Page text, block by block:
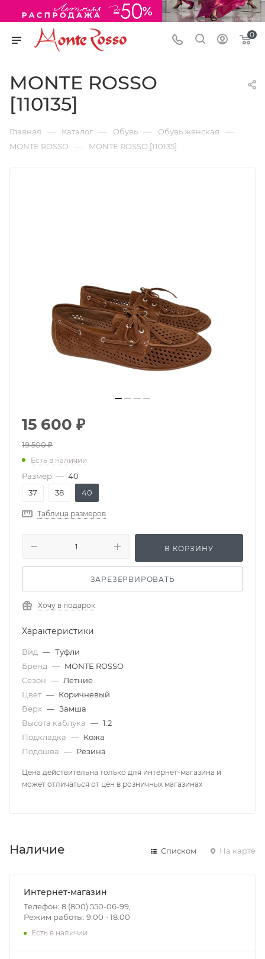
0
MONTE ROSSO
[110135]
Главная — Каталог — Обувь — Обувь женская —
MONTE ROSSO — MONTE ROSSO [110135]
15 600 ₽
19 500₽
Есть в наличии
Размер — 40
37
38 40
Таблица размеров
В КОРЗИНУ
ЗАРЕЗЕРВИРОВАТЬ
Хочу в подарок
Характеристики
Вид — Туфли
Бренд — MONTE ROSSO
Сезон — Летние
Цвет — Коричневый
Верх — Замша
Высота каблука — 1.2
Подкладка — Кожа
Подошва — Резина
Цена действительна только для интернет-магазина и
может отличаться от цен в розничных магазинах
Наличие Списком На карте
Интернет-магазин
Телефон: 8 (800) 550-06-99,
Режим работы: 9:00 - 18:00
Есть в наличии